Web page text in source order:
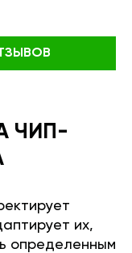
ЧИП-
их,
определенным